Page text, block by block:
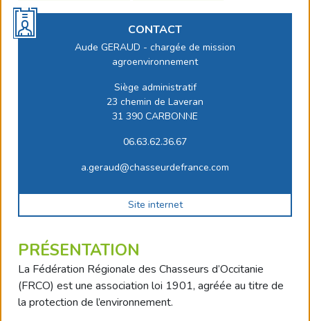
CONTACT
Aude GERAUD - chargée de mission
agroenvironnement
Siège administratif
23 chemin de Laveran
31 390 CARBONNE
06.63.62.36.67
a.geraud@chasseurdefrance.com
Site internet
PRÉSENTATION
La Fédération Régionale des Chasseurs d’Occitanie
(FRCO) est une association loi 1901, agréée au titre de
la protection de l’environnement.